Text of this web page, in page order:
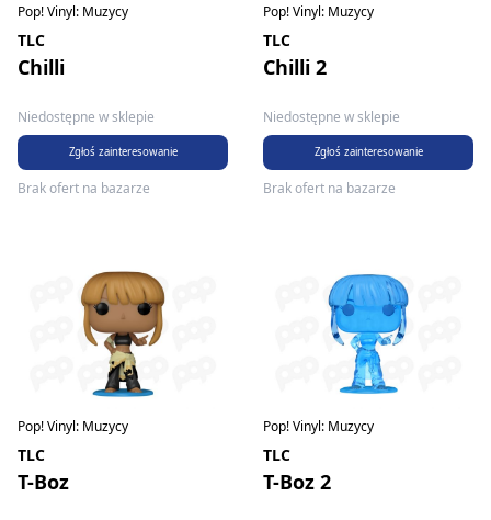
Pop! Vinyl: Muzycy
TLC
Chilli
Niedostępne w sklepie
Zgłoś zainteresowanie
Brak ofert na bazarze
Pop! Vinyl: Muzycy
TLC
Chilli 2
Niedostępne w sklepie
Zgłoś zainteresowanie
Brak ofert na bazarze
Pop! Vinyl: Muzycy
TLC
T-Boz
Pop! Vinyl: Muzycy
TLC
T-Boz 2